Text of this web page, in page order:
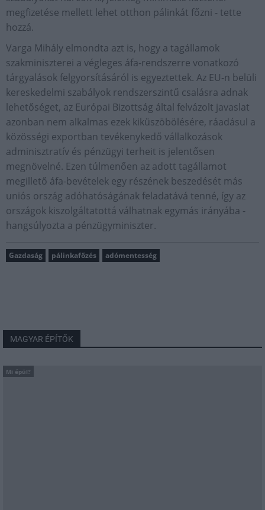
megfizetése mellett lehet otthon pálinkát főzni - tette
hozzá.
Varga Mihály elmondta azt is, hogy a tagállamok
szakminiszterei a végleges áfa-rendszerre vonatkozó
tárgyalások felgyorsításáról is egyeztettek. Az EU-n belüli
kereskedelmi szabályok rendszerszintű csalásra adnak
lehetőséget, az Európai Bizottság által felvázolt javaslat
azonban nem alkalmas ezek kiküszöbölésére, ráadásul a
közösségi exportban tevékenykedő vállalkozások
adminisztratív és pénzügyi terheit is jelentősen
megnövelné. Ezen túlmenően az adott tagállamot
megillető áfa-bevételek egy részének beszedését más
uniós ország adóhatóságának feladatává tenné, így az
országok kiszolgáltatottá válhatnak egymás irányába -
hangsúlyozta a pénzügyminiszter.
Gazdaság pálinkafőzés adómentesség
MAGYAR ÉPÍTŐK
Mi épül?